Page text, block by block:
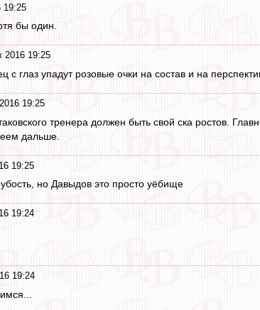
19:25
бы один.
2016 19:25
с глаз упадут розовые очки на состав и на
19:25
тренера должен быть свой ска ростов.
дальше.
19:25
но Давыдов это просто уёбище
19:24
19:24